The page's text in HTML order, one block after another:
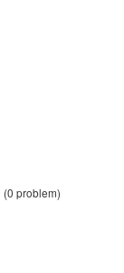
(0 problem)